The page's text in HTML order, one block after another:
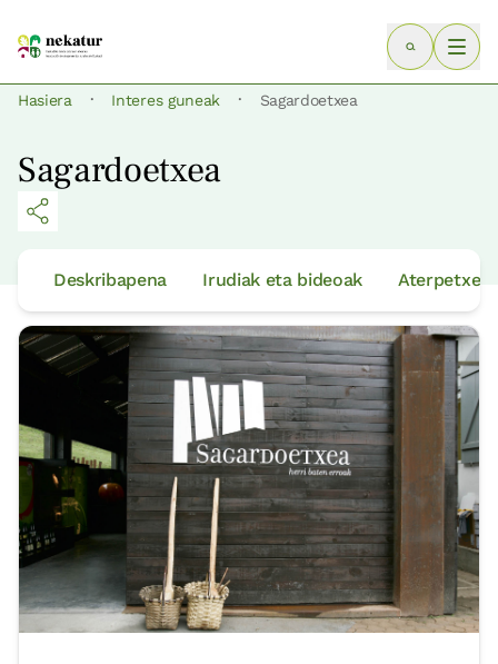
Hasiera · Interes guneak · Sagardoetxea
Sagardoetxea
Deskribapena Irudiak eta bideoak